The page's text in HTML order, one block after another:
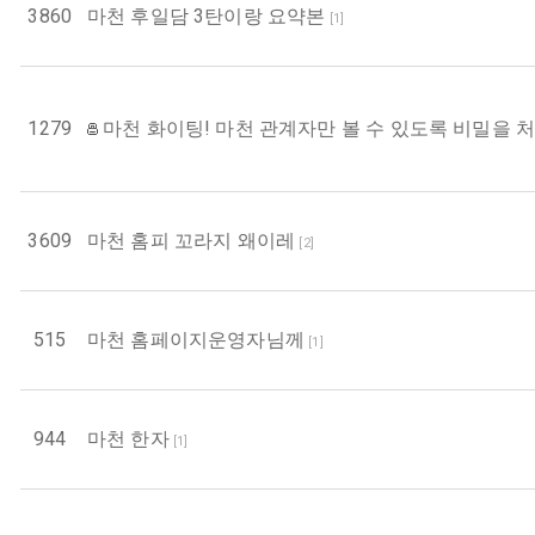
3860 마천 후일담 3탄이랑 요약본 [1]
1279 마천 화이팅! 마천 관계자만 볼 수 있도록 비밀을
3609 마천 홈피 꼬라지 왜이레 [2]
515 마천 홈페이지운영자님께 [1 ]
944 마천 한자[1]